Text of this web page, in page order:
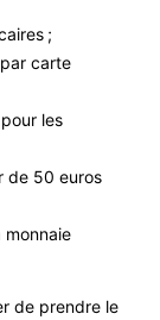
;
carte
les
de 50 euros
monnaie
de prendre le